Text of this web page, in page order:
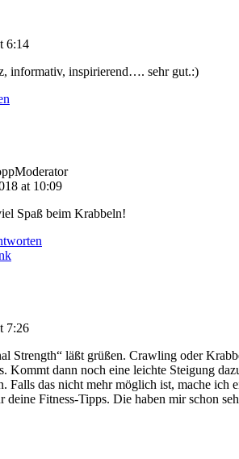
6:14
informativ, inspirierend…. sehr gut.:)
Moderator
at 10:09
Spaß beim Krabbeln!
7:26
Strength“ läßt grüßen. Crawling oder
Kommt dann noch eine leichte Steigung
Falls das nicht mehr möglich ist, mache ich
deine Fitness-Tipps. Die haben mir schon